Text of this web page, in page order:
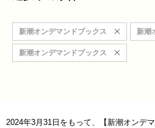
新潮オンデマンドブックス 新潮
新潮オンデマンドブックス
2024年3月31日をもって、【新潮オンデ